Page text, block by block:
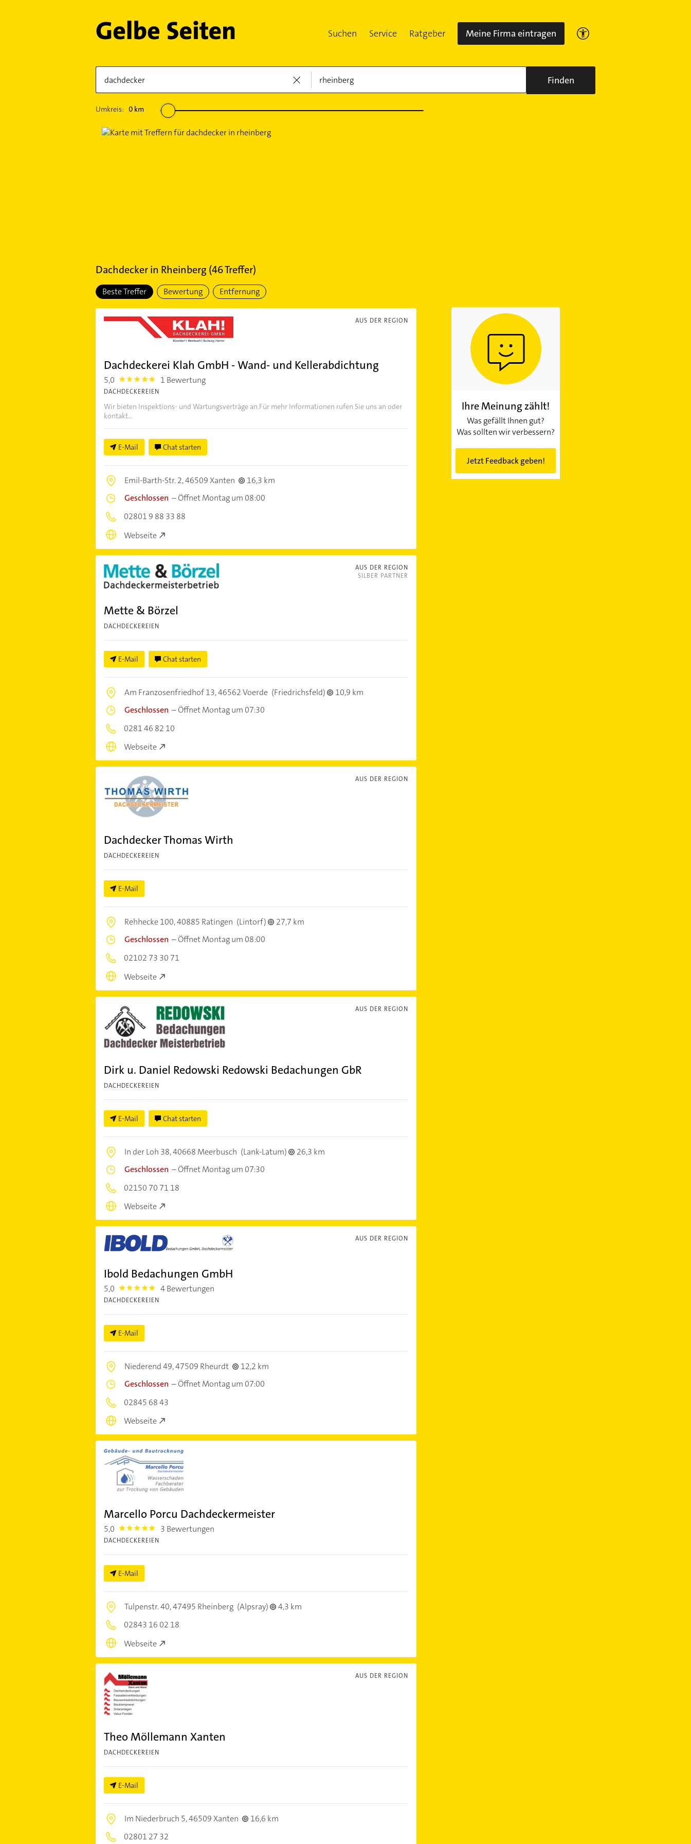
Suchen Service Ratgeber Meine Firma eintragen
Finden
Umkreis: 0km
Dachdeckerin Rheinberg (46Treffer)
Beste Treffer Bewertung Entfernung
AUS DER REGION
Dachdeckerei Klah GmbH - Wand- und Kellerabdichtung
5,0 5.0 1 Bewertung
DACHDECKEREIEN
Wir bieten Inspektions- und Wartungsverträge an.Für mehr Informationen rufen Sie uns an oder
kontakt...
E-Mail Chat starten
Emil-Barth-Str. 2,46509 Xanten
16,3 km
Geschlossen –Öffnet Montag um 08:00
02801 9 88 33 88
Webseite
AUS DER REGION
SILBER PARTNER
Mette & Börzel
DACHDECKEREIEN
E-Mail Chat starten
Am Franzosenfriedhof 13,46562 Voerde (Friedrichsfeld)
10,9 km
Geschlossen –Öffnet Montag um 07:30
0281 46 82 10
Webseite
AUS DER REGION
Dachdecker Thomas Wirth
DACHDECKEREIEN
E-Mail
Rehhecke 100,40885 Ratingen (Lintorf)
27,7 km
Geschlossen –Öffnet Montag um 08:00
02102 73 30 71
Webseite
AUS DER REGION
Dirk u. Daniel Redowski Redowski Bedachungen GbR
DACHDECKEREIEN
E-Mail Chat starten
In der Loh 38,40668 Meerbusch (Lank-Latum)
26,3 km
Geschlossen –Öffnet Montag um 07:30
02150 70 71 18
Webseite
AUS DER REGION
Ibold Bedachungen GmbH
5,0 5.0 4 Bewertungen
DACHDECKEREIEN
E-Mail
Niederend 49,47509 Rheurdt
12,2 km
Geschlossen –Öffnet Montag um 07:00
02845 68 43
Webseite
Marcello Porcu Dachdeckermeister
5,0 5.0 3 Bewertungen
DACHDECKEREIEN
E-Mail
Tulpenstr. 40,47495 Rheinberg (Alpsray)
4,3 km
02843 16 02 18
Webseite
AUS DER REGION
Theo Möllemann Xanten
DACHDECKEREIEN
E-Mail
Im Niederbruch 5,46509 Xanten
16,6 km
02801 27 32
Ihre Meinung zählt!
Was gefällt Ihnen gut?
Was sollten wir verbessern?
Jetzt Feedback geben!